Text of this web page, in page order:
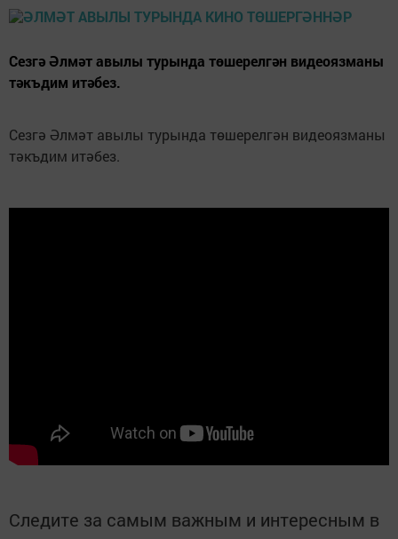
Сезгә Әлмәт авылы турында төшерелгән видеоязманы
тәкъдим итәбез.
Сезгә Әлмәт авылы турында төшерелгән видеоязманы
тәкъдим итәбез.
Следите за самым важным и интересным в